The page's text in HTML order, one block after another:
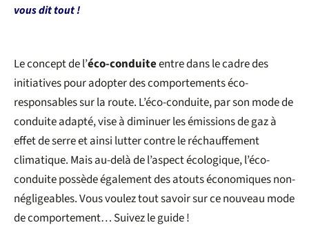
Actualités
Contact
vous dit tout !
Le concept de l’éco-conduiteentre dans le cadre des
initiatives pour adopter des comportements éco-
responsables sur la route. L’éco-conduite, par son mode de
conduite adapté, vise à diminuer les émissions de gaz à
effet de serre et ainsi lutter contre le réchauffement
climatique. Mais au-delà de l’aspect écologique, l’éco-
conduite possède également des atouts économiques non-
négligeables. Vous voulez tout savoir sur ce nouveau mode
de comportement… Suivez le guide !